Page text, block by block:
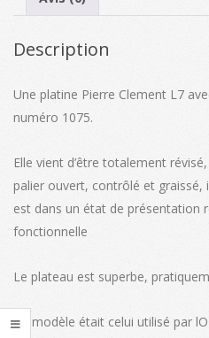
Description
Une platine Pierre Clement L7
numéro 1075.
Elle vient d’être totalement
palier ouvert, contrôlé et graissé,
est dans un état de présentation
fonctionnelle
Le plateau est superbe,
Ce modèle était celui utilisé par